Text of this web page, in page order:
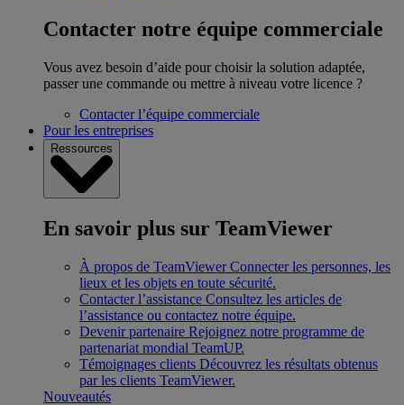
Contacter notre équipe commerciale
Vous avez besoin d’aide pour choisir la solution adaptée,
passer une commande ou mettre à niveau votre licence ?
Contacter l’équipe commerciale
Pour les entreprises
Ressources
En savoir plus sur TeamViewer
À propos de TeamViewer Connecter les personnes, les
lieux et les objets en toute sécurité.
Contacter l’assistance Consultez les articles de
l’assistance ou contactez notre équipe.
Devenir partenaire Rejoignez notre programme de
partenariat mondial TeamUP.
Témoignages clients Découvrez les résultats obtenus
par les clients TeamViewer.
Nouveautés